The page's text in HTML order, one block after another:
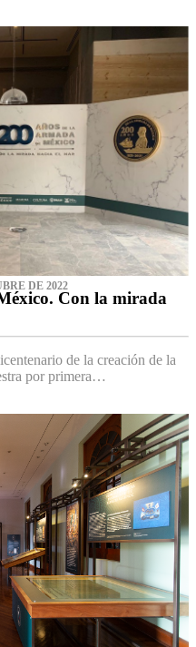
DE 2022
Con la mirada
de la creación de la
por primera…